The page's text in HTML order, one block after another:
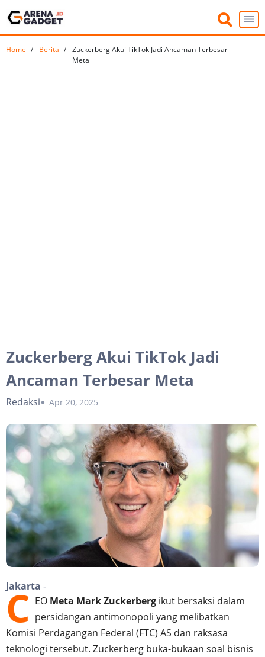
Home Berita
Zuckerberg Akui TikTok Jadi Ancaman Terbesar
Meta
Zuckerberg Akui TikTok Jadi
Ancaman Terbesar Meta
Redaksi Apr 20, 2025
Jakarta -
C EO Meta Mark Zuckerberg ikut bersaksi dalam
persidangan antimonopoli yang melibatkan
Komisi Perdagangan Federal (FTC) AS dan raksasa
teknologi tersebut. Zuckerberg buka-bukaan soal bisnis